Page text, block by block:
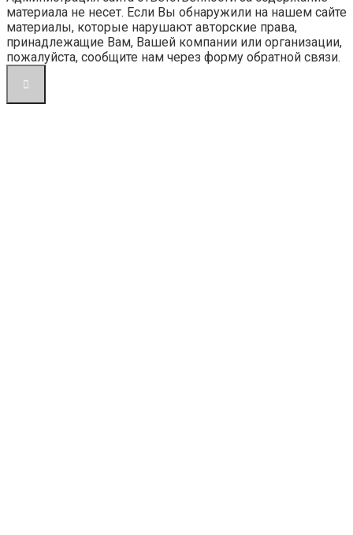
материала не несет. Если Вы обнаружили на нашем сайте
материалы, которые нарушают авторские права,
принадлежащие Вам, Вашей компании или организации,
пожалуйста, сообщите нам через форму обратной связи.